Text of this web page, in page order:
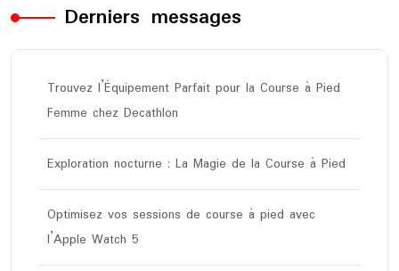
Derniers messages
Trouvez l’Équipement Parfait pour la Course à Pied
Femme chez Decathlon
Exploration nocturne : La Magie de la Course à Pied
Optimisez vos sessions de course à pied avec
l’Apple Watch 5